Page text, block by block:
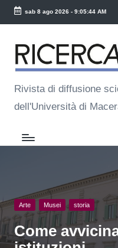
Skip
content
sab 8 ago 2026- 9:05:45 AM
R
ic
e
r
c
a
a
g
Rivista di diffusione
dell'Università di
Posted
in
Arte Musei storia
Come